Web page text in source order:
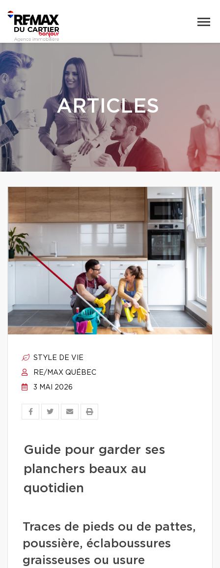
ARTICLES
STYLE DE VIE
RE/MAX QUÉBEC
3 MAI 2026
Guide pour garder ses
planchers beaux au
quotidien
Traces de pieds ou de pattes,
poussière, éclaboussures
graisseuses ou usure